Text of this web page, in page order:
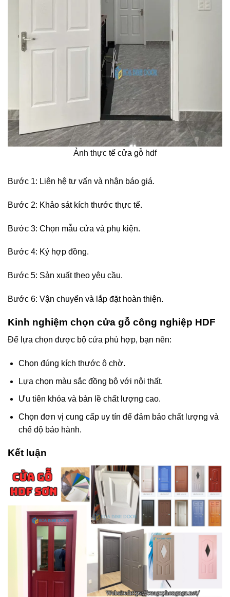
Ảnh thực tế cửa gỗ hdf
Bước 1: Liên hệ tư vấn và nhận báo giá.
Bước 2: Khảo sát kích thước thực tế.
Bước 3: Chọn mẫu cửa và phụ kiện.
Bước 4: Ký hợp đồng.
Bước 5: Sản xuất theo yêu cầu.
Bước 6: Vận chuyển và lắp đặt hoàn thiện.
Kinh nghiệm chọn cửa gỗ công nghiệp HDF
Để lựa chọn được bộ cửa phù hợp, bạn nên:
Chọn đúng kích thước ô chờ.
Lựa chọn màu sắc đồng bộ với nội thất.
Ưu tiên khóa và bản lề chất lượng cao.
Chọn đơn vị cung cấp uy tín để đảm bảo chất lượng và
chế độ bảo hành.
Kết luận